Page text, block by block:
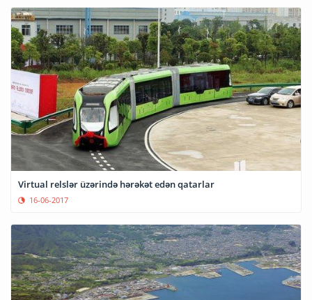
Virtual relslər üzərində hərəkət edən qatarlar
16-06-2017